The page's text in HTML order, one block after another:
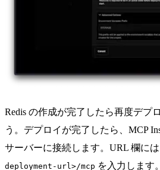
Redis の作成が完了したら再度デプ
う。デプロイが完了したら、MCP
サーバーに接続します。URL 欄には
deployment-url>/mcp を入力します。